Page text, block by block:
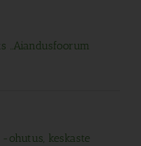
„Aiandusfoorum
ohutus, keskaste